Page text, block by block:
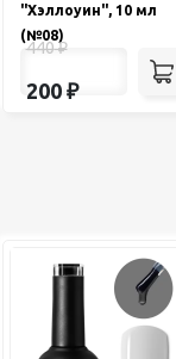
"Хэллоуин", 10 мл
(№08)
440₽
200 ₽